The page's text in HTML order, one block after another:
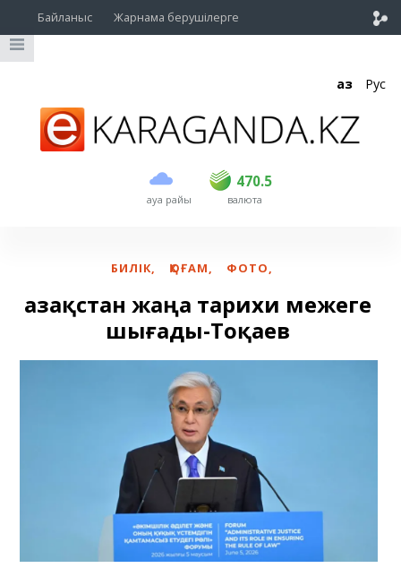
Байланыс Жарнама берушілерге
Қаз Рус
ауа райы
470.5
USD 469.5 470.5
EUR валюта
БИЛІК, ҚОҒАМ, ФОТО,
Қазақстан жаңа тарихи межеге
шығады-Тоқаев